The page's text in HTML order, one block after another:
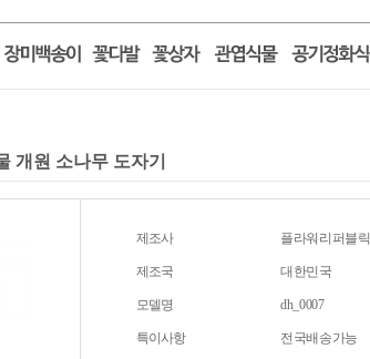
개원 소나무 도자기
제조사 플라워리퍼블릭
제조국 대한민국
모델명 dh_0007
특이사항 전국배송가능